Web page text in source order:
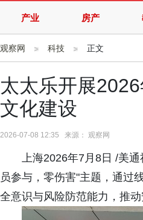
产业 房产
观察网 科技 正文
太太乐开展
文化建设
2026-07-08 12:35 来源： 观察网
上海2026年7月8日 /美
员参与，零伤害"主题，通过
全意识与风险防范能力，推